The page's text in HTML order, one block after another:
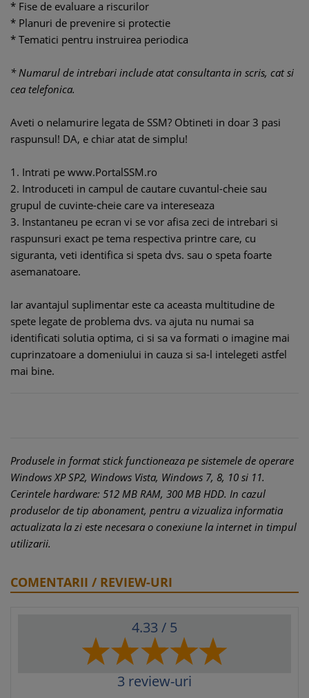
* Fise de evaluare a riscurilor
* Planuri de prevenire si protectie
* Tematici pentru instruirea periodica
* Numarul de intrebari include atat consultanta in scris, cat si
cea telefonica.
Aveti o nelamurire legata de SSM? Obtineti in doar 3 pasi
raspunsul! DA, e chiar atat de simplu!
1. Intrati pe www.PortalSSM.ro
2. Introduceti in campul de cautare cuvantul-cheie sau
grupul de cuvinte-cheie care va intereseaza
3. Instantaneu pe ecran vi se vor afisa zeci de intrebari si
raspunsuri exact pe tema respectiva printre care, cu
siguranta, veti identifica si speta dvs. sau o speta foarte
asemanatoare.
Iar avantajul suplimentar este ca aceasta multitudine de
spete legate de problema dvs. va ajuta nu numai sa
identificati solutia optima, ci si sa va formati o imagine mai
cuprinzatoare a domeniului in cauza si sa-l intelegeti astfel
mai bine.
Produsele in format stick functioneaza pe sistemele de operare
Windows XP SP2, Windows Vista, Windows 7, 8, 10 si 11.
Cerintele hardware: 512 MB RAM, 300 MB HDD. In cazul
produselor de tip abonament, pentru a vizualiza informatia
actualizata la zi este necesara o conexiune la internet in timpul
utilizarii.
COMENTARII / REVIEW-URI
4.33 / 5
3 review-uri